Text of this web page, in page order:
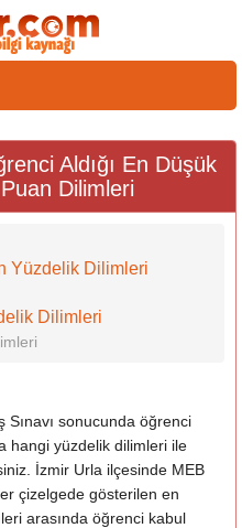
Aldığı En Düşük
Dilimleri
Yüzdelik Dilimleri
Dilimleri
sonucunda öğrenci
hangi yüzdelik dilimleri ile
İzmir Urla ilçesinde MEB
çizelgede gösterilen en
arasında öğrenci kabul